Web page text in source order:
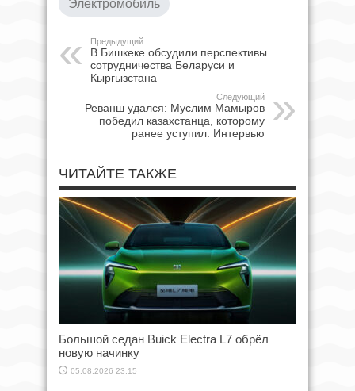
Электромобиль
Предыдущий
В Бишкеке обсудили перспективы
сотрудничества Беларуси и
Кыргызстана
Следующий
Реванш удался: Муслим Мамыров
победил казахстанца, которому
ранее уступил. Интервью
ЧИТАЙТЕ ТАКЖЕ
Большой седан Buick Electra L7 обрёл
новую начинку
05.08.2026 23:15